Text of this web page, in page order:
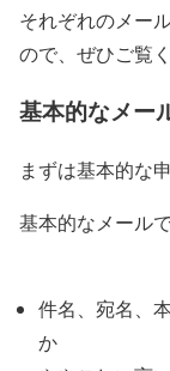
それぞれのメー
ので、ぜひご覧
基本的なメー
まずは基本的な
基本的なメール
件名、宛名、
か